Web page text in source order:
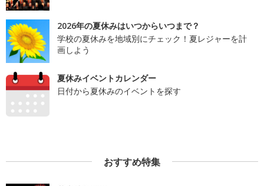
2026年の夏休みはいつからいつまで？
学校の夏休みを地域別にチェック！夏レジャーを計
画しよう
夏休みイベントカレンダー
日付から夏休みのイベントを探す
おすすめ特集